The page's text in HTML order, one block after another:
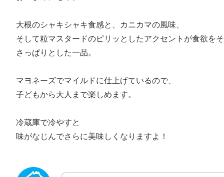
大根のシャキシャキ食感と、カニカマの風味、
そして粒マスタードのピリッとしたアクセントが食欲を
さっぱりとした一品。
マヨネーズでマイルドに仕上げているので、
子どもから大人まで楽しめます。
冷蔵庫で冷やすと
味がなじんでさらに美味しくなりますよ！